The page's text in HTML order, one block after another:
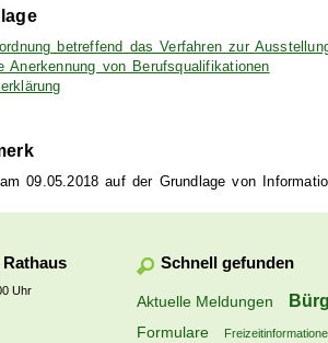
betreffend das Verfahren zur
Anerkennung von Berufsqualifikationen
09.05.2018 auf der Grundlage von
Uhr
Schnell gefunden
Aktuelle Meldungen
Formulare